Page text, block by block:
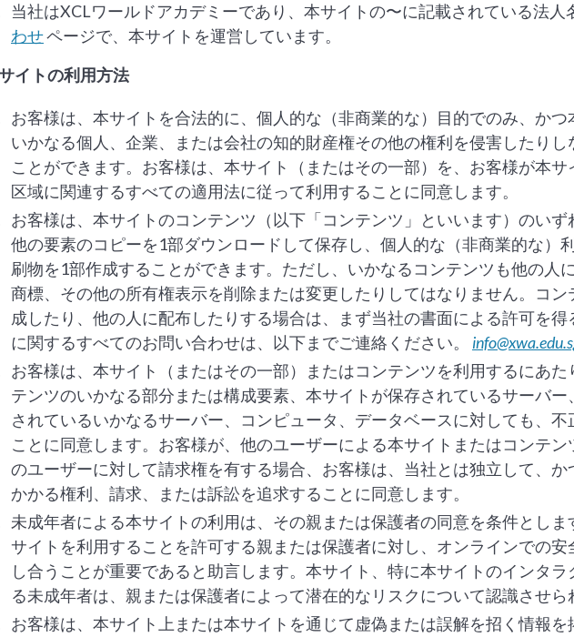
当社はXCLワールドアカデミーであり、本サイトの〜に記載されている法人
わせページで、本サイトを運営しています。
イトの利用方法
お客様は、本サイトを合法的に、個人的な（非商業的な）目的でのみ、かつ
いかなる個人、企業、または会社の知的財産権その他の権利を侵害したり
ことができます。お客様は、本サイト（またはその一部）を、お客様が本
区域に関連するすべての適用法に従って利用することに同意します。
お客様は、本サイトのコンテンツ（以下「コンテンツ」といいます）のい
他の要素のコピーを1部ダウンロードして保存し、個人的な（非商業的な）
刷物を1部作成することができます。ただし、いかなるコンテンツも他の人
商標、その他の所有権表示を削除または変更したりしてはなりません。コ
成したり、他の人に配布したりする場合は、まず当社の書面による許可を
に関するすべてのお問い合わせは、以下までご連絡ください。
お客様は、本サイト（またはその一部）またはコンテンツを利用するにあ
テンツのいかなる部分または構成要素、本サイトが保存されているサーバ
されているいかなるサーバー、コンピュータ、データベースに対しても、
ことに同意します。お客様が、他のユーザーによる本サイトまたはコンテ
のユーザーに対して請求権を有する場合、お客様は、当社とは独立して、か
かかる権利、請求、または訴訟を追求することに同意します。
未成年者による本サイトの利用は、その親または保護者の同意を条件とし
サイトを利用することを許可する親または保護者に対し、オンラインでの
し合うことが重要であると助言します。本サイト、特に本サイトのインタ
る未成年者は、親または保護者によって潜在的なリスクについて認識させら
お客様は、本サイト上または本サイトを通じて虚偽または誤解を招く情報を